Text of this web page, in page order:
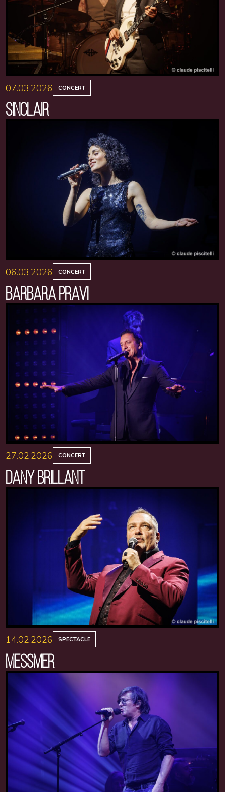
07.03.2026 CONCERT
SINCLAIR
06.03.2026 CONCERT
BARBARA PRAVI
27.02.2026 CONCERT
DANY BRILLANT
14.02.2026 SPECTACLE
MESSMER